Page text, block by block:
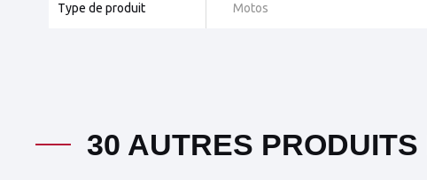
Type de produit Motos
30 AUTRES PRODUITS